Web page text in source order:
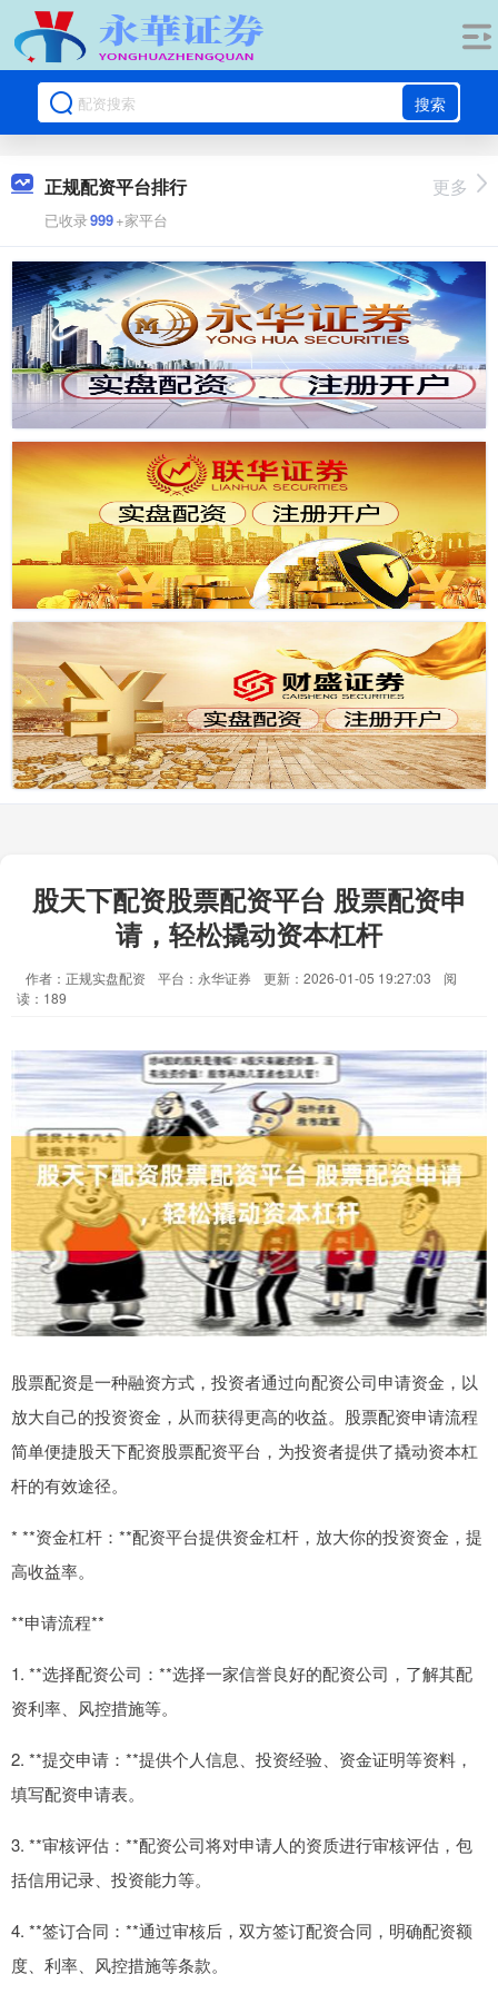
搜索
正规配资平台排行
已收录999+家平台
更多
股天下配资股票配资平台 股票配资申
请，轻松撬动资本杠杆
作者：正规实盘配资 平台：永华证券 更新：2026-01-05 19:27:03
阅
读：189
股票配资是一种融资方式，投资者通过向配资公司申请资金，以
放大自己的投资资金，从而获得更高的收益。股票配资申请流程
简单便捷股天下配资股票配资平台，为投资者提供了撬动资本杠
杆的有效途径。
* **资金杠杆：**配资平台提供资金杠杆，放大你的投资资金，提
高收益率。
**申请流程**
1. **选择配资公司：**选择一家信誉良好的配资公司，了解其配
资利率、风控措施等。
2. **提交申请：**提供个人信息、投资经验、资金证明等资料，
填写配资申请表。
3. **审核评估：**配资公司将对申请人的资质进行审核评估，包
括信用记录、投资能力等。
4. **签订合同：**通过审核后，双方签订配资合同，明确配资额
度、利率、风控措施等条款。